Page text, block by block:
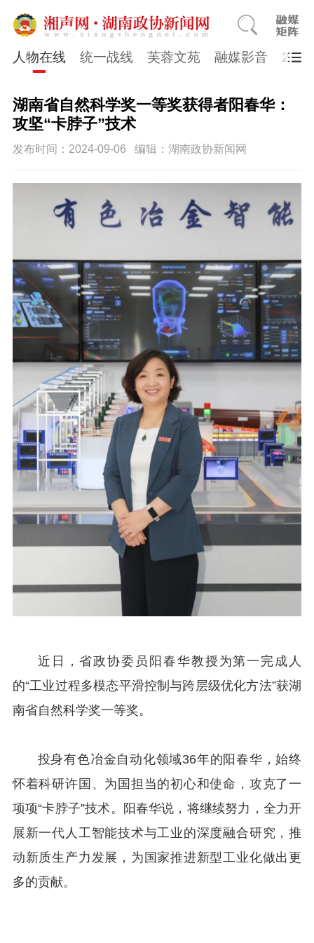
人物在线 统一战线 芙蓉文苑 融媒影音
湖南省自然科学奖一等奖获得者阳春华：
攻坚“卡脖子”技术
发布时间：2024-09-06 编辑：湖南政协新闻网
近日，省政协委员阳春华教授为第一完成人
的“工业过程多模态平滑控制与跨层级优化方法”获湖
南省自然科学奖一等奖。
投身有色冶金自动化领域36年的阳春华，始终
怀着科研许国、为国担当的初心和使命，攻克了一
项项“卡脖子”技术。阳春华说，将继续努力，全力开
展新一代人工智能技术与工业的深度融合研究，推
动新质生产力发展，为国家推进新型工业化做出更
多的贡献。